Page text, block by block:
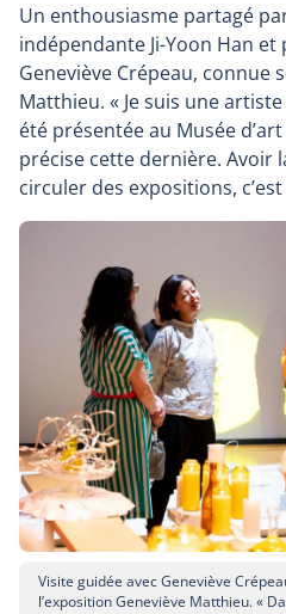
Un enthousiasme partagé
indépendante Ji-Yoon Han et
Geneviève Crépeau, connue
Matthieu. « Je suis une
été présentée au Musée
précise cette dernière. Avoir
circuler des expositions,
Visite guidée avec Geneviève
l’exposition Geneviève Matthieu. «